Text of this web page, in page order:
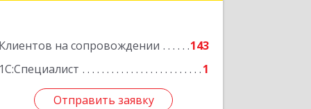
Клиентов на сопровождении
143
1С:Специалист
1
Отправить заявку
Подробнее
Отправить заявку